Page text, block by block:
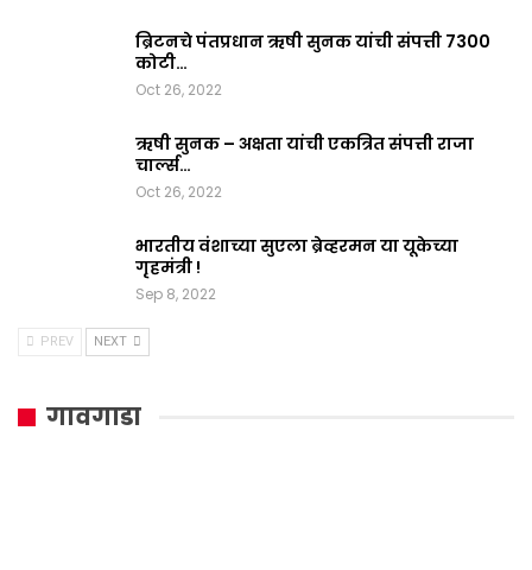
ब्रिटनचे पंतप्रधान ऋषी सुनक यांची संपत्ती 7300
कोटी…
Oct 26, 2022
ऋषी सुनक – अक्षता यांची एकत्रित संपत्ती राजा
चार्ल्स…
Oct 26, 2022
भारतीय वंशाच्या सुएला ब्रेव्हरमन या यूकेच्या
गृहमंत्री !
Sep 8, 2022
PREV NEXT
गावगाडा